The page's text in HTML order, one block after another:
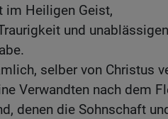
im Heiligen Geist,
und
selber von Christus
Verwandten nach dem
denen die Sohnschaft